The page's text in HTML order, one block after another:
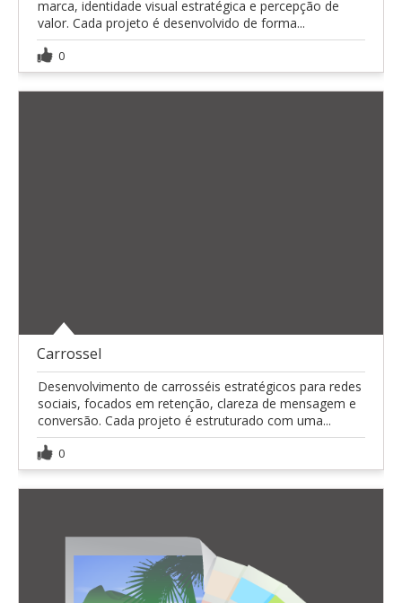
marca, identidade visual estratégica e percepção de
valor. Cada projeto é desenvolvido de forma...
0
Carrossel
Desenvolvimento de carrosséis estratégicos para redes
sociais, focados em retenção, clareza de mensagem e
conversão. Cada projeto é estruturado com uma...
0